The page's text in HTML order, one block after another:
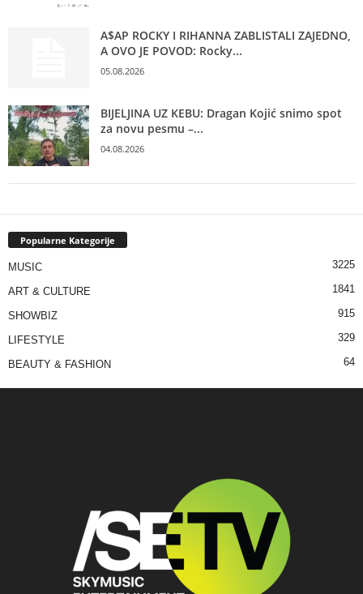
A$AP ROCKY I RIHANNA ZABLISTALI ZAJEDNO,
A OVO JE POVOD: Rocky...
05.08.2026
BIJELJINA UZ KEBU: Dragan Kojić snimo spot
za novu pesmu –...
04.08.2026
Popularne Kategorije
MUSIC 3225
ART & CULTURE 1841
SHOWBIZ 915
LIFESTYLE 329
BEAUTY & FASHION 64